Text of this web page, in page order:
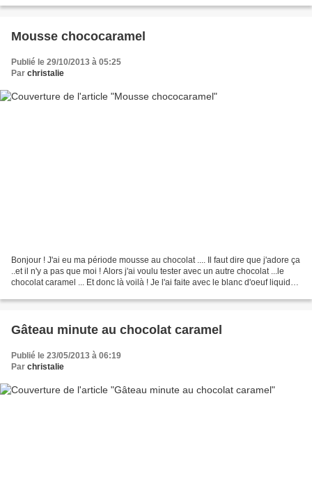
Mousse chococaramel
Publié le 29/10/2013 à 05:25
Par christalie
Bonjour ! J'ai eu ma période mousse au chocolat .... Il faut dire que j'adore ça
..et il n'y a pas que moi ! Alors j'ai voulu tester avec un autre chocolat ...le
chocolat caramel ... Et donc là voilà ! Je l'ai faite avec le blanc d'oeuf liquide
Gâteau minute au chocolat caramel
Publié le 23/05/2013 à 06:19
Par christalie